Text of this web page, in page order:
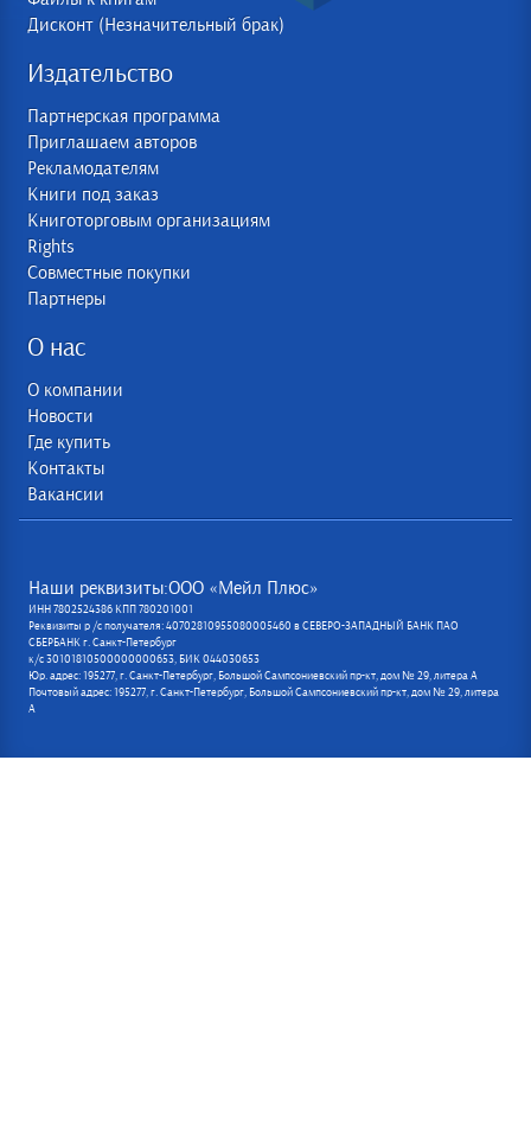
Дисконт (Незначительный брак)
Издательство
Партнерская программа
Приглашаем авторов
Рекламодателям
Книги под заказ
Книготорговым организациям
Rights
Совместные покупки
Партнеры
О нас
О компании
Новости
Где купить
Контакты
Вакансии
Наши реквизиты:ООО «Мейл Плюс»
ИНН 7802524386 КПП 780201001
Реквизиты р /с получателя: 40702810955080005460 в СЕВЕРО-ЗАПАДНЫЙ БАНК ПАО
СБЕРБАНК г. Санкт-Петербург
к/с 30101810500000000653, БИК 044030653
Юр. адрес: 195277, г. Санкт-Петербург, Большой Сампсониевский пр-кт, дом № 29, литера А
Почтовый адрес: 195277, г. Санкт-Петербург, Большой Сампсониевский пр-кт, дом № 29, литера
А